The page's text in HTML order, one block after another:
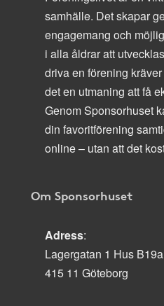
samhälle. Det skapar
engagemang och
i alla åldrar att
driva en förening
det en utmaning att få
Genom Sponsorhuset
din favoritförening
online – utan att det
Om Sponsorhuset
Adress:
Lagergatan 1 Hus
415 11 Göteborg